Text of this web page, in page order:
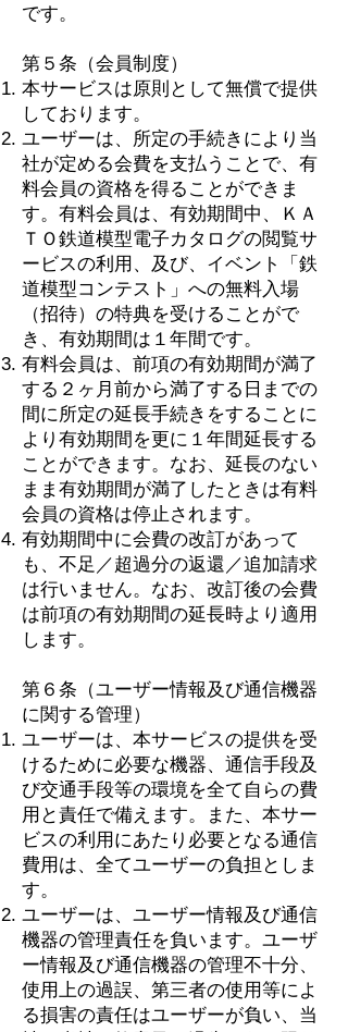
です。
第５条（会員制度）
本サービスは原則として無償で提供
しております。
ユーザーは、所定の手続きにより当
社が定める会費を支払うことで、有
料会員の資格を得ることができま
す。有料会員は、有効期間中、ＫＡ
ＴＯ鉄道模型電子カタログの閲覧サ
ービスの利用、及び、イベント「鉄
道模型コンテスト」への無料入場
（招待）の特典を受けることがで
き、有効期間は１年間です。
有料会員は、前項の有効期間が満了
する２ヶ月前から満了する日までの
間に所定の延長手続きをすることに
より有効期間を更に１年間延長する
ことができます。なお、延長のない
まま有効期間が満了したときは有料
会員の資格は停止されます。
有効期間中に会費の改訂があって
も、不足／超過分の返還／追加請求
は行いません。なお、改訂後の会費
は前項の有効期間の延長時より適用
します。
第６条（ユーザー情報及び通信機器
に関する管理）
ユーザーは、本サービスの提供を受
けるために必要な機器、通信手段及
び交通手段等の環境を全て自らの費
用と責任で備えます。また、本サー
ビスの利用にあたり必要となる通信
費用は、全てユーザーの負担としま
す。
ユーザーは、ユーザー情報及び通信
機器の管理責任を負います。ユーザ
ー情報及び通信機器の管理不十分、
使用上の過誤、第三者の使用等によ
る損害の責任はユーザーが負い、当